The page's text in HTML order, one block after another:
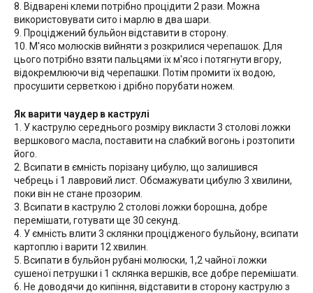
8. Відварені клеми потрібно процідити 2 рази. Можна
використовувати сито і марлю в два шари.
9. Проціджений бульйон відставити в сторону.
10. М'ясо молюсків вийняти з розкрилися черепашок. Для
цього потрібно взяти пальцями їх м'ясо і потягнути вгору,
відокремлюючи від черепашки. Потім промити їх водою,
просушити серветкою і дрібно порубати ножем.
Як варити чаудер в каструлі
1. У каструлю середнього розміру викласти 3 столові ложки
вершкового масла, поставити на слабкий вогонь і розтопити
його.
2. Всипати в ємність порізану цибулю, що залишився
чебрець і 1 лавровий лист. Обсмажувати цибулю 3 хвилини,
поки він не стане прозорим.
3. Всипати в каструлю 2 столові ложки борошна, добре
перемішати, готувати ще 30 секунд.
4. У ємність влити 3 склянки процідженого бульйону, всипати
картоплю і варити 12 хвилин.
5. Всипати в бульйон рубані молюски, 1,2 чайної ложки
сушеної петрушки і 1 склянка вершків, все добре перемішати.
6. Не доводячи до кипіння, відставити в сторону каструлю з